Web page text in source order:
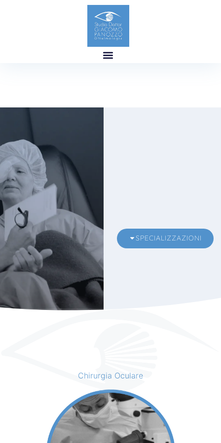
SPECIALIZZAZIONI
Chirurgia Oculare